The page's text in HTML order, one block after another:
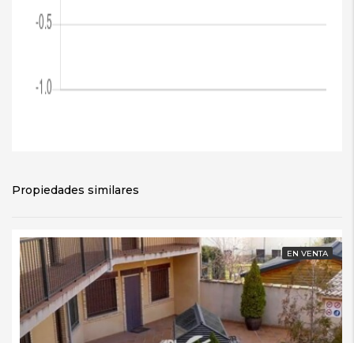
Propiedades similares
EN VENTA